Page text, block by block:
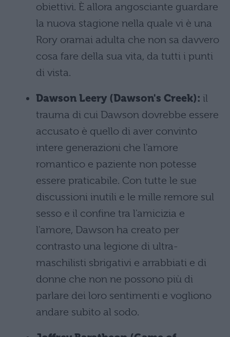
obiettivi. È allora angosciante guardare
la nuova stagione nella quale vi è una
Rory oramai adulta che non sa davvero
cosa fare della sua vita, da tutti i punti
di vista.
Dawson Leery (Dawson's Creek): il
trauma di cui Dawson dovrebbe essere
accusato è quello di aver convinto
intere generazioni che l'amore
romantico e paziente non potesse
essere praticabile. Con tutte le sue
discussioni inutili e le mille remore sul
sesso e il confine tra l'amicizia e
l'amore, Dawson ha creato per
contrasto una legione di ultra-
maschilisti sbrigativi e arrabbiati e di
donne che non ne possono più di
parlare dei loro sentimenti e vogliono
andare subito al sodo.